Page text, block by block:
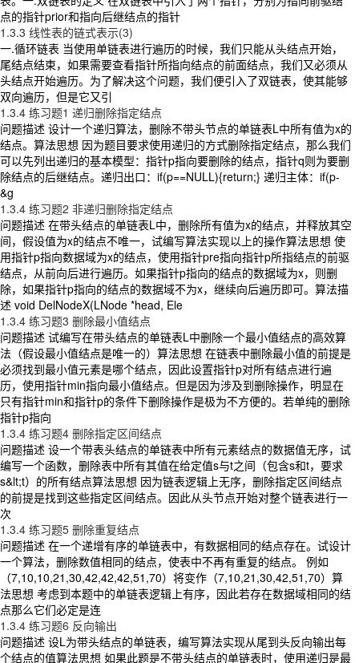
点的指针prior和指向后继结点的指针
1.3.3 线性表的链式表示(3)
一.循环链表 当使用单链表进行遍历的时候，我们只能从头结点开始，
尾结点结束，如果需要查看指针所指向结点的前面结点，我们又必须从
头结点开始遍历。为了解决这个问题，我们便引入了双链表，使其能够
双向遍历，但是它又引
1.3.4 练习题1 递归删除指定结点
问题描述 设计一个递归算法，删除不带头节点的单链表L中所有值为x的
结点。算法思想 因为题目要求使用递归的方式删除指定结点，那么我们
可以先列出递归的基本模型：指针p指向要删除的结点，指针q则为要删
除结点的后继结点。递归出口：if(p==NULL){return;} 递归主体：if(p-
&g
1.3.4 练习题2 非递归删除指定结点
问题描述 在带头结点的单链表L中，删除所有值为x的结点，并释放其空
间，假设值为x的结点不唯一，试编写算法实现以上的操作算法思想 使
用指针p指向数据域为x的结点，使用指针pre指向指针p所指结点的前驱
结点，从前向后进行遍历。如果指针p指向的结点的数据域为x，则删
除，如果指针p指向的结点的数据域不为x，继续向后遍历即可。算法描
述 void DelNodeX(LNode *head, Ele
1.3.4 练习题3 删除最小值结点
问题描述 试编写在带头结点的单链表L中删除一个最小值结点的高效算
法（假设最小值结点是唯一的）算法思想 在链表中删除最小值的前提是
必须找到最小值元素是哪个结点，因此设置指针p对所有结点进行遍
历，使用指针min指向最小值结点。但是因为涉及到删除操作，明显在
只有指针min和指针p的条件下删除操作是极为不方便的。若单纯的删除
指针p指向
1.3.4 练习题4 删除指定区间结点
问题描述 设一个带表头结点的单链表中所有元素结点的数据值无序，试
编写一个函数，删除表中所有其值在给定值s与t之间（包含s和t，要求
s&lt;t）的所有结点算法思想 因为链表逻辑上无序，删除指定区间结点
的前提是找到这些指定区间结点。因此从头节点开始对整个链表进行一
次
1.3.4 练习题5 删除重复结点
问题描述 在一个递增有序的单链表中，有数据相同的结点存在。试设计
一个算法，删除数值相同的结点，使表中不再有重复的结点。 例如
（7,10,10,21,30,42,42,42,51,70）将变作（7,10,21,30,42,51,70）算
法思想 考虑到本题中的单链表逻辑上有序，因此若存在数据域相同的结
点那么它们必定是连
1.3.4 练习题6 反向输出
问题描述 设L为带头结点的单链表，编写算法实现从尾到头反向输出每
个结点的值算法思想 如果此题是不带头结点的单链表时，使用递归是最